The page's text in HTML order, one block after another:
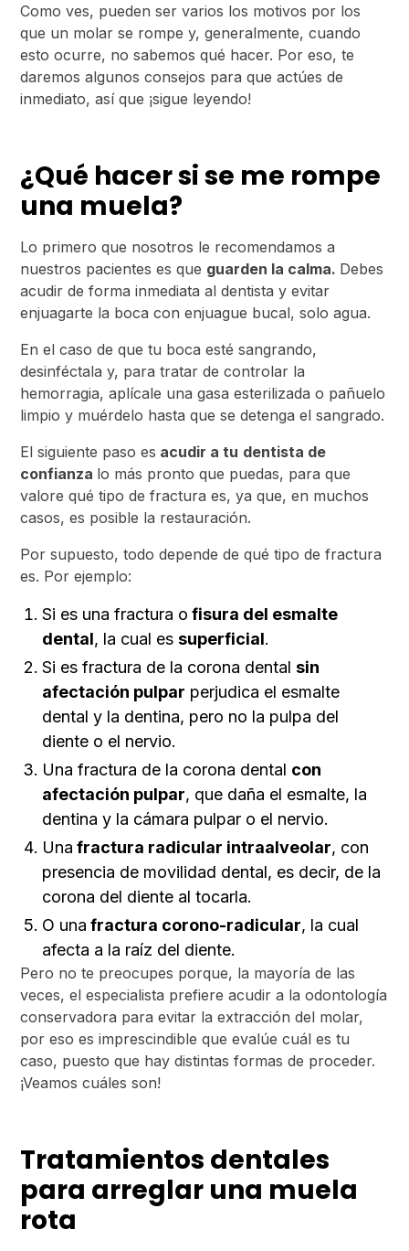
Como ves, pueden ser varios los motivos por los
que un molar se rompe y, generalmente, cuando
esto ocurre, no sabemos qué hacer. Por eso, te
daremos algunos consejos para que actúes de
inmediato, así que ¡sigue leyendo!
¿Qué hacer si se me rompe
una muela?
Lo primero que nosotros le recomendamos a
nuestros pacientes es que guarden la calma. Debes
acudir de forma inmediata al dentista y evitar
enjuagarte la boca con enjuague bucal, solo agua.
En el caso de que tu boca esté sangrando,
desinféctala y, para tratar de controlar la
hemorragia, aplícale una gasa esterilizada o pañuelo
limpio y muérdelo hasta que se detenga el sangrado.
El siguiente paso es acudir a tu dentista de
confianza lo más pronto que puedas, para que
valore qué tipo de fractura es, ya que, en muchos
casos, es posible la restauración.
Por supuesto, todo depende de qué tipo de fractura
es. Por ejemplo:
Si es una fractura o fisura del esmalte
dental, la cual essuperficial.
Si es fractura de la corona dentalsin
afectación pulpar perjudica el esmalte
dental y la dentina, pero no la pulpa del
diente o el nervio.
Una fractura de la corona dental con
afectación pulpar, que daña el esmalte, la
dentina y la cámara pulpar o el nervio.
Una fractura radicular intraalveolar, con
presencia de movilidad dental, es decir, de la
corona del diente al tocarla.
O una fractura corono-radicular, la cual
afecta a la raíz del diente.
Pero no te preocupes porque, la mayoría de las
veces, el especialista prefiere acudir a la odontología
conservadora para evitar la extracción del molar,
por eso es imprescindible que evalúe cuál es tu
caso, puesto que hay distintas formas de proceder.
¡Veamos cuáles son!
Tratamientos dentales
para arreglar una muela
rota